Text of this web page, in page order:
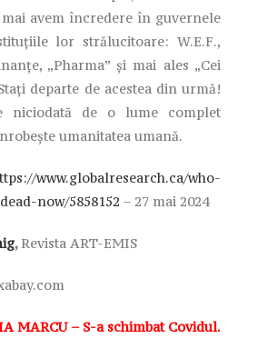
avem încredere în guvernele
lor strălucitoare: W.E.F.,
„Pharma” și mai ales „Cei
departe de acestea din urmă!
niciodată de o lume complet
umanitatea umană.
www.globalresearch.ca/who-
now/5858152 – 27 mai 2024
,Revista ART-EMIS
MARCU – S-a schimbat Covidul.